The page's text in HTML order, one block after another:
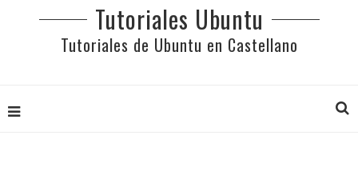
Tutoriales Ubuntu
Tutoriales de Ubuntu en Castellano